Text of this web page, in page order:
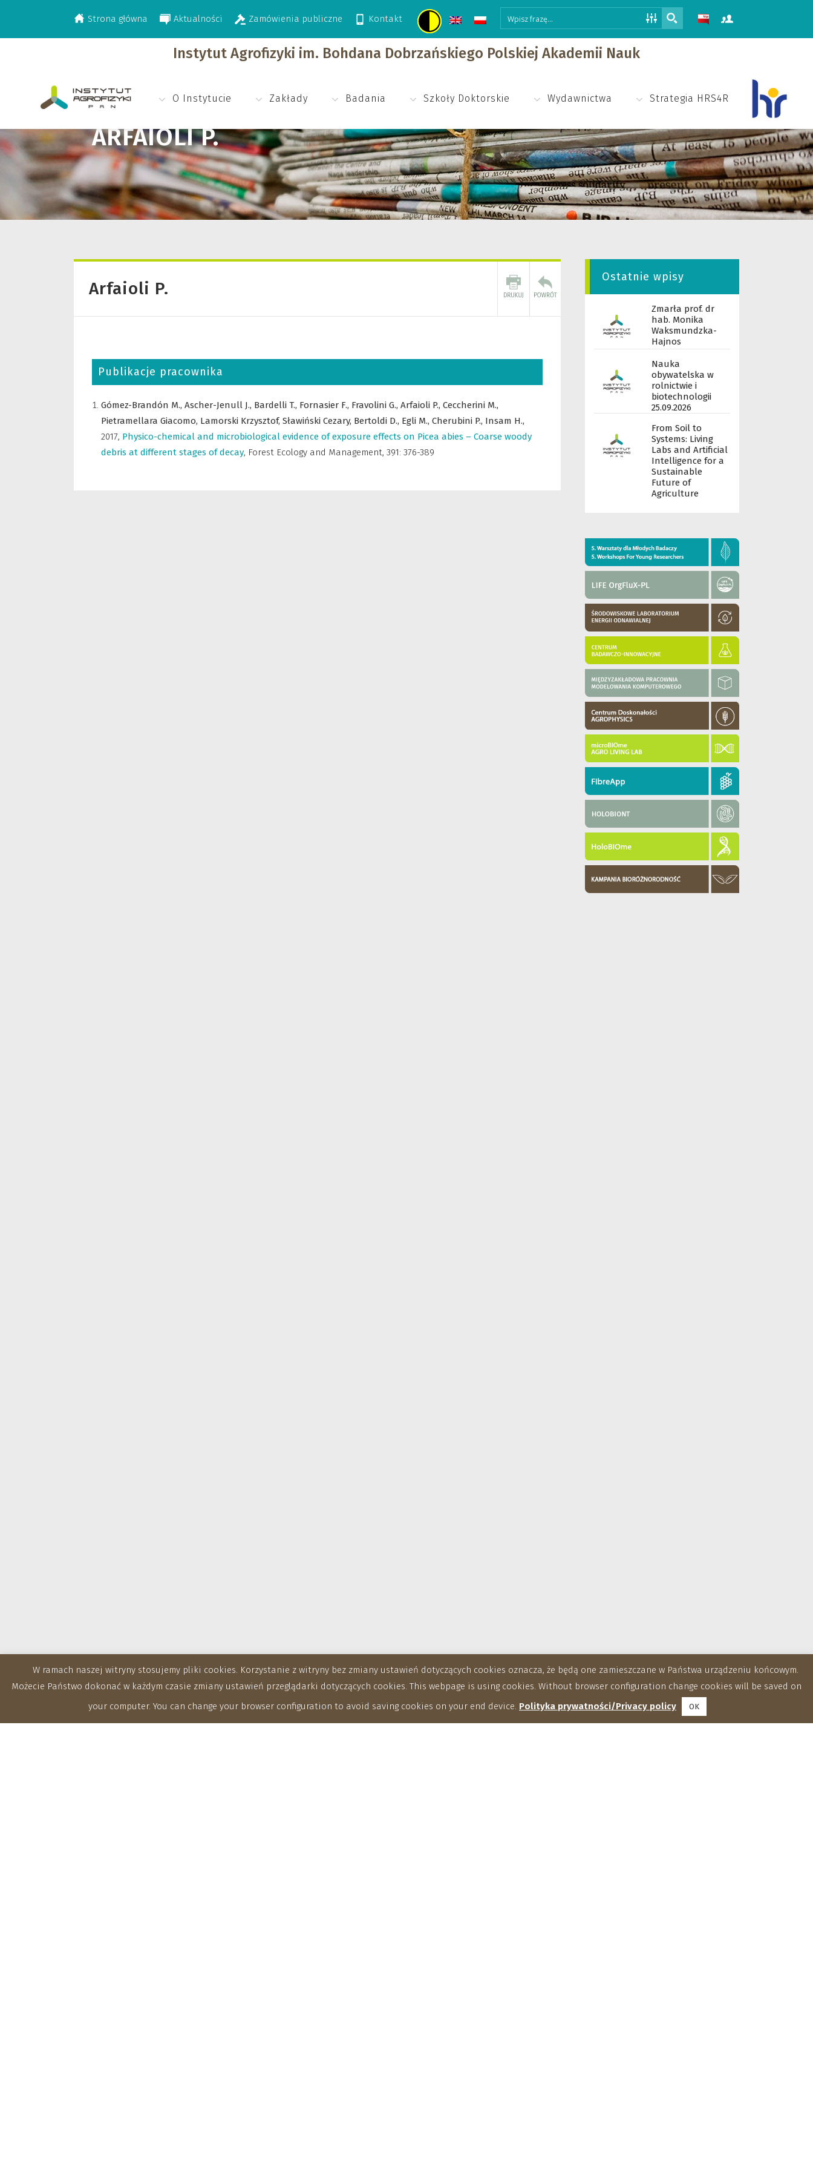
Strona główna Aktualności Zamówienia publiczne Kontakt
Instytut Agrofizyki im. Bohdana Dobrzańskiego Polskiej Akademii Nauk
O Instytucie Zakłady Badania Szkoły Doktorskie Wydawnictwa Strategia HRS4R
ARFAIOLI P.
>Arfaioli P.
Arfaioli P.
Publikacje pracownika
Gómez-Brandón M., Ascher-Jenull J., Bardelli T., Fornasier F., Fravolini G., Arfaioli P., Ceccherini M.,
Pietramellara Giacomo, Lamorski Krzysztof, Sławiński Cezary, Bertoldi D., Egli M., Cherubini P., Insam H.,
2017, Physico-chemical and microbiological evidence of exposure effects on Picea abies – Coarse woody
debris at different stages of decay, Forest Ecology and Management, 391: 376-389
Ostatnie wpisy
Zmarła prof. dr
hab. Monika
Waksmundzka-
Hajnos
Nauka
obywatelska w
rolnictwie i
biotechnologii
25.09.2026
From Soil to
Systems: Living
Labs and Artificial
Intelligence for a
Sustainable
Future of
Agriculture
W ramach naszej witryny stosujemy pliki cookies. Korzystanie z witryny bez zmiany ustawień dotyczących cookies oznacza, że będą one zamieszczane w Państwa urządzeniu końcowym.
Możecie Państwo dokonać w każdym czasie zmiany ustawień przeglądarki dotyczących cookies. This webpage is using cookies. Without browser configuration change cookies will be saved on
your computer. You can change your browser configuration to avoid saving cookies on your end device. Polityka prywatności/Privacy policy OK